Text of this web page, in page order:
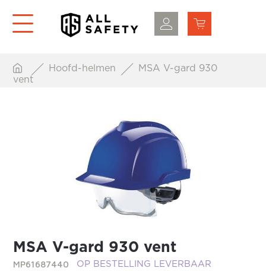
Hoofd-helmen
MSA V-gard 930
vent
MSA V-gard 930 vent
MP61687440 OP BESTELLING LEVERBAAR